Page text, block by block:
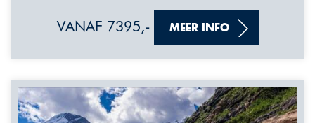
VANAF 7395,- MEER INFO